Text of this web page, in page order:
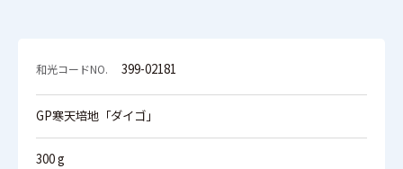
399-02181
GP寒天培地「ダイゴ」
300 g